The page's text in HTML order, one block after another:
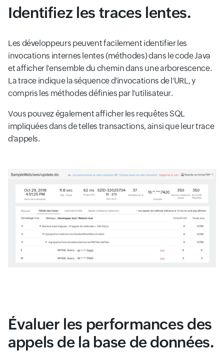
Identifiez les traces lentes.
Les développeurs peuvent facilement identifier les
invocations internes lentes (méthodes) dans le code Java
et afficher l'ensemble du chemin dans une arborescence.
La trace indique la séquence d'invocations de l'URL, y
compris les méthodes définies par l'utilisateur.
Vous pouvez également afficher les requêtes SQL
impliquées dans de telles transactions, ainsi que leur trace
d'appels.
Évaluer les performances des
appels de la base de données.